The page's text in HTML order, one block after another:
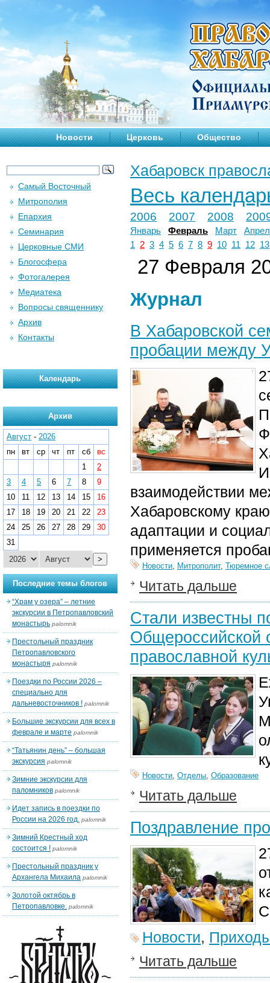
Новости Церковь Общество
Хабаровск
Весь
2006 2007 2008
Январь Февраль Март
1
2 3 4 5 6 7 8 9 10 11 12 13
27 Февраля
Журнал
В Хабаровской
пробации между
взаимодействии
Хабаровскому
адаптации и
применяется
Новости, Митрополит, Тюремное
Читать дальше
Стали известны
Общероссийской
православной
Новости, Отделы, Образование
Читать дальше
Поздравление
Новости,
Читать дальше
Самый Восточный
Митрополия
Епархия
Семинария
Церковные СМИ
Блогосфера
Фотогалерея
Медиатека
Вопросы священнику
Архив
Контакты
Календарь
Архив
Август - 2026
пн
вт ср чт пт сб
вс
1
2
3
4 5 6 7 8
9
10
11 12 13 14 15
16
17
18 19 20 21 22
23
24
25 26 27 28 29
30
31
>
Последние темы блогов
“Храм у озера” – летние
экскурсии в Петропавловский
монастырь palomnik
Престольный праздник
Петропавловского
монастыря palomnik
Поездки по России 2026 –
специально для
дальневосточников ! palomnik
Большие экскурсии для всех в
феврале и марте palomnik
“Татьянин день” – большая
экскурсия palomnik
Зимние экскурсии для
паломников palomnik
Идет запись в поездки по
России на 2026 год. palomnik
Зимний Крестный ход
состоится ! palomnik
Престольный праздник у
Архангела Михаила palomnik
Золотой октябрь в
Петропавловке. palomnik